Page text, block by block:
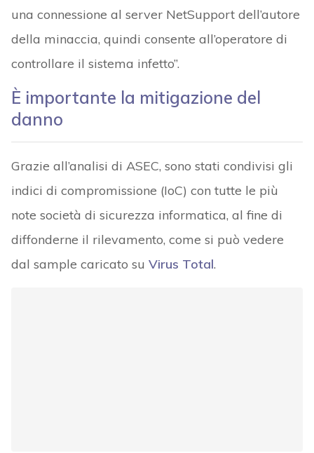
una connessione al server NetSupport dell’autore
della minaccia, quindi consente all’operatore di
controllare il sistema infetto”.
È importante la mitigazione del
danno
Grazie all’analisi di ASEC, sono stati condivisi gli
indici di compromissione (IoC) con tutte le più
note società di sicurezza informatica, al fine di
diffonderne il rilevamento, come si può vedere
dal sample caricato su Virus Total.